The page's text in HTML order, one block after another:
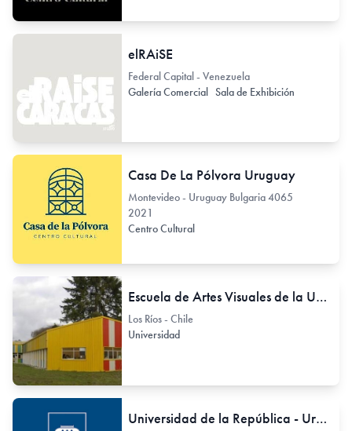
elRAiSE
Federal Capital - Venezuela
Galería Comercial Sala de Exhibición
Casa De La Pólvora Uruguay
Montevideo - Uruguay Bulgaria 4065
2021
Centro Cultural
Escuela de Artes Visuales de la Universidad Austral de Chile
Los Ríos - Chile
Universidad
Universidad de la República - Uruguay